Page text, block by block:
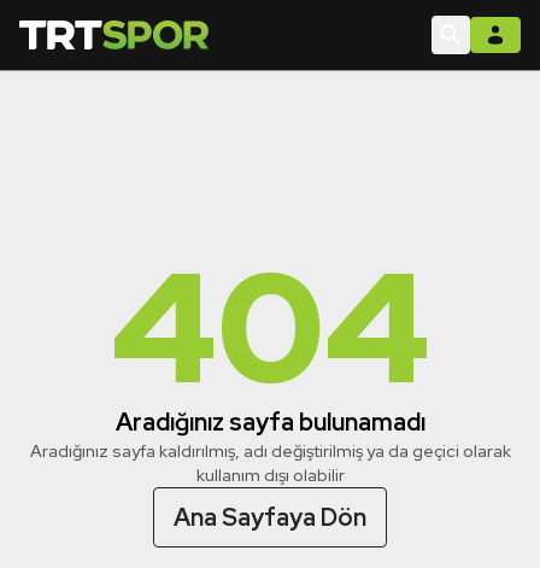
404
Aradığınız sayfa bulunamadı
Aradığınız sayfa kaldırılmış, adı değiştirilmiş ya da geçici olarak
kullanım dışı olabilir
Ana Sayfaya Dön